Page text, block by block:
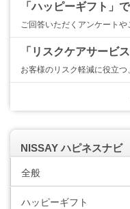
「ハッピーギフト」
ご回答いただくアンケートや
「リスクケアサービ
お客様のリスク軽減に役立つ
NISSAY ハピネスナビ
全般
ハッピーギフト